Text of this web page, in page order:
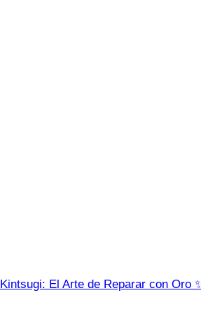
Kintsugi: El Arte de Reparar con Oro